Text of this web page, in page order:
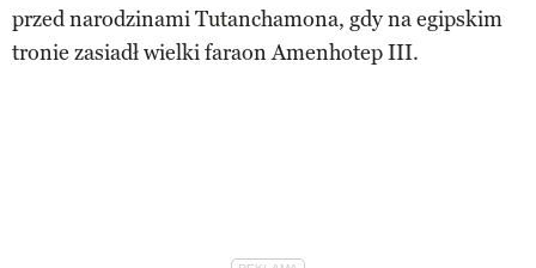
przed narodzinami Tutanchamona, gdy na egipskim
tronie zasiadł wielki faraon Amenhotep III.